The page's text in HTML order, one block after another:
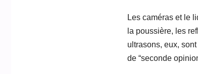
Les caméras et le
la poussière, les
ultrasons, eux,
de “seconde